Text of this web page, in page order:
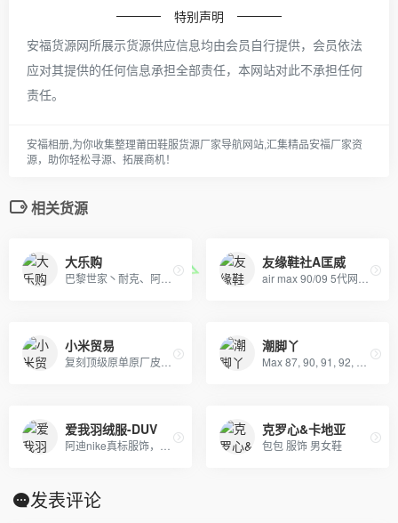
特别声明
安福货源网所展示货源供应信息均由会员自行提供，会员依法
应对其提供的任何信息承担全部责任，本网站对此不承担任何
责任。
安福相册,为你收集整理莆田鞋服货源厂家导航网站,汇集精品安福厂家资
源，助你轻松寻源、拓展商机！
相关货源
大乐购 友缘鞋社A匡威
小米贸易 潮脚丫
爱我羽绒服-DUV 克罗心&卡地亚
包包 服饰 男女鞋
发表评论